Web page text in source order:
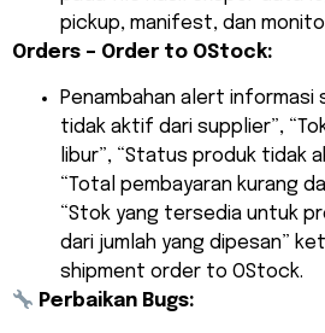
pickup, manifest, dan
Orders – Order to OStock:
Penambahan alert
tidak aktif dari supplier”,
libur”, “Status produk tidak
“Total pembayaran kurang
“Stok yang tersedia untuk
dari jumlah yang dipesan”
shipment order to OStock.
Perbaikan Bugs: